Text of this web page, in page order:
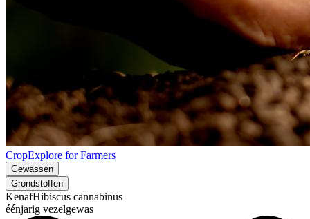
CropExplore for Farmers
Gewassen
Grondstoffen
KenafHibiscus cannabinus
éénjarig vezelgewas